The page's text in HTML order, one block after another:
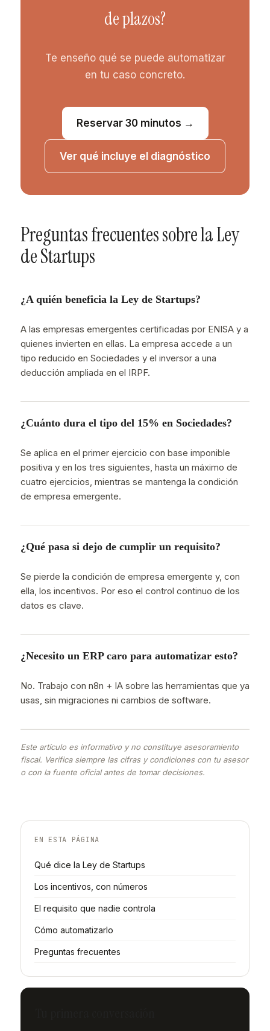
de plazos?
Te enseño qué se puede automatizar
en tu caso concreto.
Reservar 30 minutos →
Ver qué incluye el diagnóstico
Preguntas frecuentes sobre la Ley
de Startups
¿A quién beneficia la Ley de Startups?
A las empresas emergentes certificadas por ENISA y a
quienes invierten en ellas. La empresa accede a un
tipo reducido en Sociedades y el inversor a una
deducción ampliada en el IRPF.
¿Cuánto dura el tipo del 15% en Sociedades?
Se aplica en el primer ejercicio con base imponible
positiva y en los tres siguientes, hasta un máximo de
cuatro ejercicios, mientras se mantenga la condición
de empresa emergente.
¿Qué pasa si dejo de cumplir un requisito?
Se pierde la condición de empresa emergente y, con
ella, los incentivos. Por eso el control continuo de los
datos es clave.
¿Necesito un ERP caro para automatizar esto?
No. Trabajo con n8n + IA sobre las herramientas que ya
usas, sin migraciones ni cambios de software.
Este artículo es informativo y no constituye asesoramiento
fiscal. Verifica siempre las cifras y condiciones con tu asesor
o con la fuente oficial antes de tomar decisiones.
EN ESTA PÁGINA
Qué dice la Ley de Startups
Los incentivos, con números
El requisito que nadie controla
Cómo automatizarlo
Preguntas frecuentes